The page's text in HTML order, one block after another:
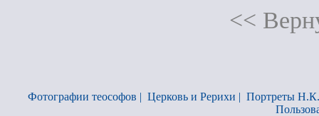
<<
Фотографии теософов | Церковь и Рерихи | Портреты